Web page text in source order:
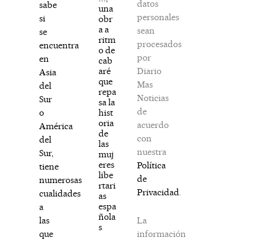
sabe
si
se
encuentra
en
Asia
del
Sur
o
América
del
Sur,
tiene
numerosas
cualidades
a
las
que
una
obr
a a
ritm
o de
cab
aré
que
repa
sa la
hist
oria
de
las
muj
eres
libe
rtari
as
espa
ñola
s
datos
personales
sean
procesados
por
Diario
Mas
Noticias
de
acuerdo
con
nuestra
Política
de
Privacidad
La
información